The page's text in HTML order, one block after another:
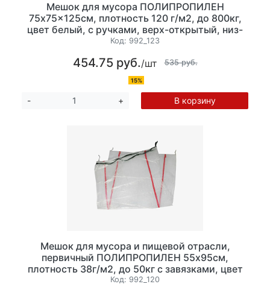
Мешок для мусора ПОЛИПРОПИЛЕН
75x75x125см, плотность 120 г/м2, до 800кг,
цвет белый, с ручками, верх-открытый, низ-
глухой.
Код: 992_123
454.75 руб./шт 535 руб.
15%
- + В корзину
Мешок для мусора и пищевой отрасли,
первичный ПОЛИПРОПИЛЕН 55х95см,
плотность 38г/м2, до 50кг с завязками, цвет
прозрачный.
Код: 992_120